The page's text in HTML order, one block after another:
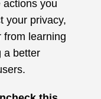
actions you
your privacy,
from learning
a better